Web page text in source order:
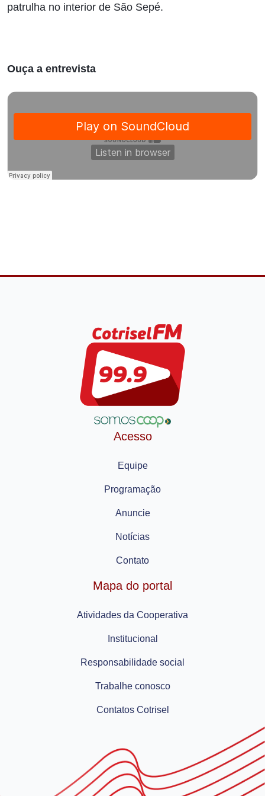
patrulha no interior de São Sepé.
Ouça a entrevista
Acesso
Equipe
Programação
Anuncie
Notícias
Contato
Mapa do portal
Atividades da Cooperativa
Institucional
Responsabilidade social
Trabalhe conosco
Contatos Cotrisel